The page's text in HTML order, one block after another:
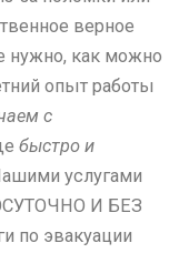
верное
нужно, как можно
опыт работы
с
быстро и
услугами
И БЕЗ
по эвакуации